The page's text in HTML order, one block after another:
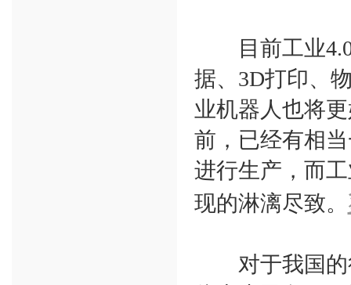
目前工业4.0
据、3D打印、
业机器人也将
前，已经有相
进行生产，而
现的淋漓尽致。
对于我国的